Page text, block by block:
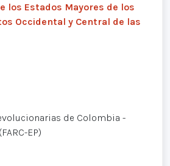
los Estados Mayores de los
Occidental y Central de las
de Colombia -
EP)